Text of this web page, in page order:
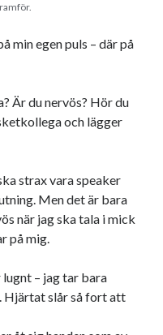
min egen puls – där på
Är du nervös? Hör du
och lägger
strax vara speaker
Men det är bara
när jag ska tala i mick
på mig.
– jag tar bara
Hjärtat slår så fort att